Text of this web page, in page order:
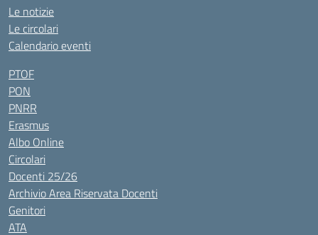
Le notizie
Le circolari
Calendario eventi
PTOF
PON
PNRR
Erasmus
Albo Online
Circolari
Docenti 25/26
Archivio Area Riservata Docenti
Genitori
ATA